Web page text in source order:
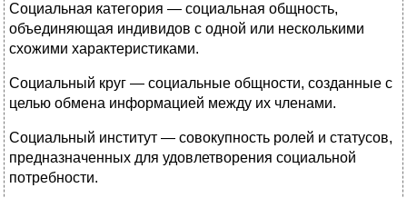
Социальная категория — социальная общность,
объединяющая индивидов с одной или несколькими
схожими характеристиками.
Социальный круг — социальные общности, созданные с
целью обмена информацией между их членами.
Социальный институт — совокупность ролей и статусов,
предназначенных для удовлетворения социальной
потребности.